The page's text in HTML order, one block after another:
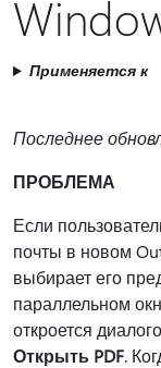
Применяется к
Последнее
ПРОБЛЕМА
Если
почты в новом
выбирает его
параллельном
откроется
Открыть PDF.